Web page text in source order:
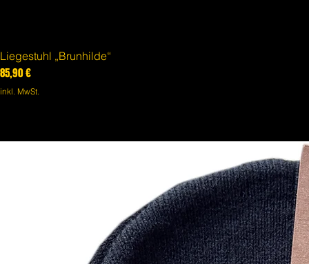
Liegestuhl „Brunhilde“
Preis
85,90 €
inkl. MwSt.